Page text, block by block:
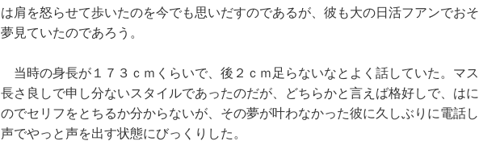
は肩を怒らせて歩いたのを今でも思いだすのであるが、彼も大の日活フアンでお
夢見ていたのであろう。
当時の身長が１７３ｃｍくらいで、後２ｃｍ足らないなとよく話していた。マ
長さ良しで申し分ないスタイルであったのだが、どちらかと言えば格好しで、は
のでセリフをとちるか分からないが、その夢が叶わなかった彼に久しぶりに電話
声でやっと声を出す状態にびっくりした。